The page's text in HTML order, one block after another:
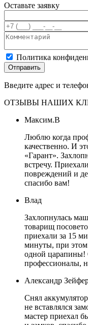
Оставьте заявку
Политика
Отправить
Введите адрес и
ОТЗЫВЫ НАШИХ
Максим.В
Люблю когда
качественно. И
«Гарант».
встречу.
повреждений и
спасибо вам!
Влад
Захлопнулась
товарищ
приехали за 15
минуты, при этом
одной царапины!
профессионалы,
Александр
Снял
не вставлялся
мастер приехал